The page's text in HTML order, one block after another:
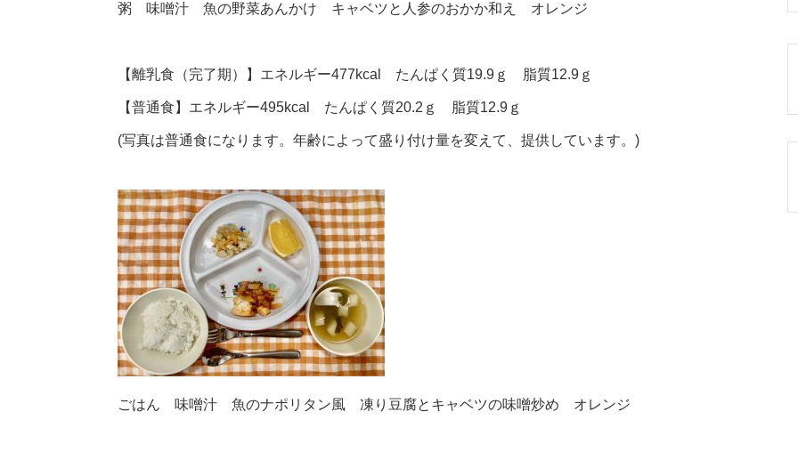
粥 味噌汁 魚の野菜あんかけ キャベツと人参のおかか和え オレンジ
【離乳食（完了期）】エネルギー477kcal たんぱく質19.9ｇ 脂質12.9ｇ
【普通食】エネルギー495kcal たんぱく質20.2ｇ 脂質12.9ｇ
(写真は普通食になります。年齢によって盛り付け量を変えて、提供しています。)
ごはん 味噌汁 魚のナポリタン風 凍り豆腐とキャベツの味噌炒め オレンジ